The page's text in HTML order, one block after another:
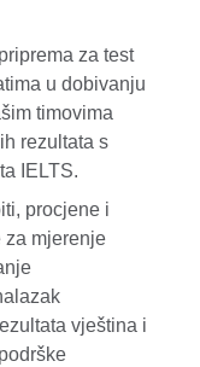
za test
u dobivanju
timovima
rezultata s
IELTS.
procjene i
za mjerenje
vještina i